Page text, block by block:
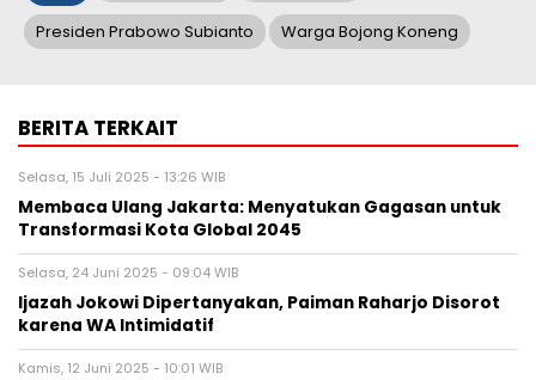
Presiden Prabowo Subianto Warga Bojong Koneng
BERITA TERKAIT
Selasa, 15 Juli 2025 - 13:26 WIB
Membaca Ulang Jakarta: Menyatukan Gagasan untuk
Transformasi Kota Global 2045
Selasa, 24 Juni 2025 - 09:04 WIB
Ijazah Jokowi Dipertanyakan, Paiman Raharjo Disorot
karena WA Intimidatif
Kamis, 12 Juni 2025 - 10:01 WIB